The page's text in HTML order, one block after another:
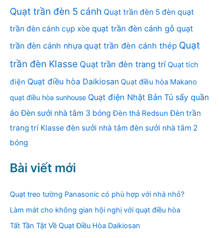
Quạt trần đèn 5 cánh Quạt trần đèn 5 đèn quạt
trần đèn cánh cụp xòe quạt trần đèn cánh gỗ quạt
trần đèn cánh nhựa quạt trần đèn cánh thép Quạt
trần đèn Klasse Quạt trần đèn trang trí Quạt tích
điện Quạt điều hòa Daikiosan Quạt điều hòa Makano
quạt điều hòa sunhouse Quạt điện Nhật Bản Tủ sấy quần
áo Đèn sưởi nhà tắm 3 bóng Đèn thả Redsun Đèn trần
trang trí Klasse đèn sưởi nhà tắm đèn sưởi nhà tắm 2
bóng
Bài viết mới
Quạt treo tường Panasonic có phù hợp với nhà nhỏ?
Làm mát cho không gian hội nghị với quạt điều hòa
Tất Tần Tật Về Quạt Điều Hòa Daikiosan